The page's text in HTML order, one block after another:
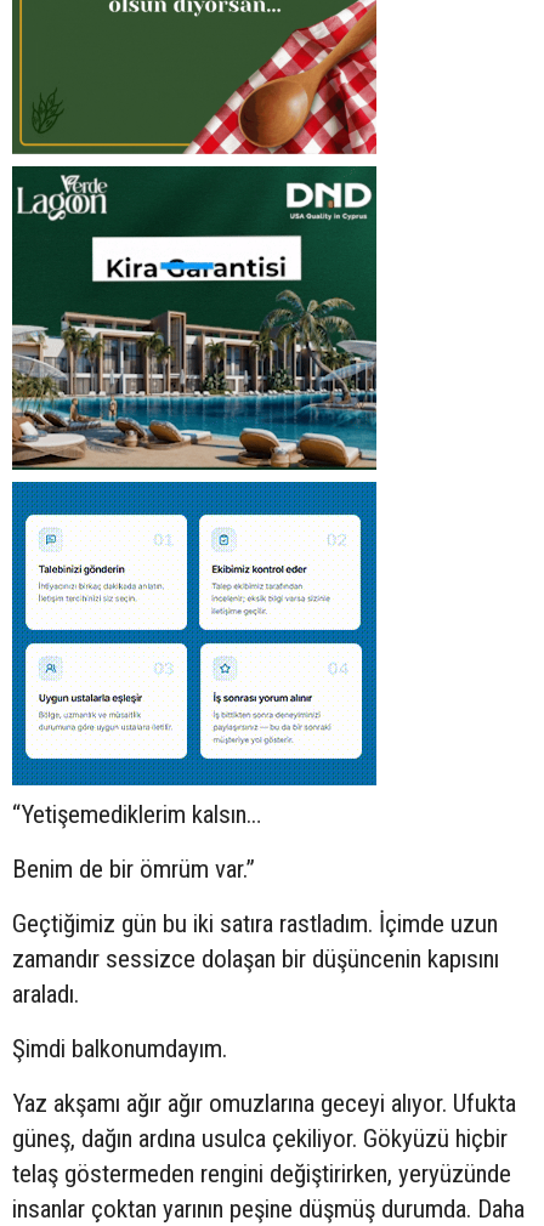
“Yetişemediklerim kalsın…
Benim de bir ömrüm var.”
Geçtiğimiz gün bu iki satıra rastladım. İçimde uzun
zamandır sessizce dolaşan bir düşüncenin kapısını
araladı.
Şimdi balkonumdayım.
Yaz akşamı ağır ağır omuzlarına geceyi alıyor. Ufukta
güneş, dağın ardına usulca çekiliyor. Gökyüzü hiçbir
telaş göstermeden rengini değiştirirken, yeryüzünde
insanlar çoktan yarının peşine düşmüş durumda. Daha